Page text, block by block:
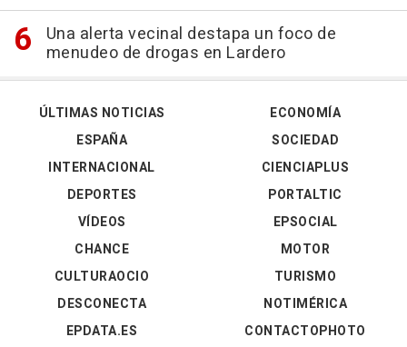
Una alerta vecinal destapa un foco de
menudeo de drogas en Lardero
ÚLTIMAS NOTICIAS
ESPAÑA
INTERNACIONAL
DEPORTES
VÍDEOS
ECONOMÍA
SOCIEDAD
CIENCIAPLUS
PORTALTIC
EPSOCIAL
CHANCE
CULTURAOCIO
DESCONECTA
EPDATA.ES
MOTOR
TURISMO
NOTIMÉRICA
CONTACTOPHOTO